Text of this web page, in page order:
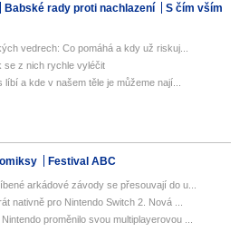
Babské rady proti nachlazení
S čím vším
vedrech: Co pomáhá a kdy už riskuj...
se z nich rychle vyléčit
a kde v našem těle je můžeme nají...
Festival ABC
arkádové závody se přesouvají do u...
nativně pro Nintendo Switch 2. Nová ...
proměnilo svou multiplayerovou ...